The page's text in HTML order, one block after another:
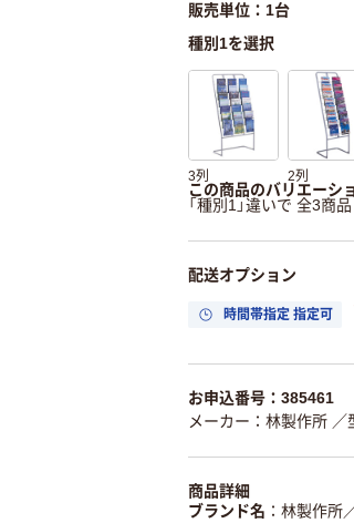
販売単位：1台
種別1を選択
3列 2列
この商品のバリエーシ
「種別1」違いで 全3商
配送オプション
時間帯指定 指定可
お申込番号：385461
メーカー：林製作所 ／
商品詳細
ブランド名
林製作所